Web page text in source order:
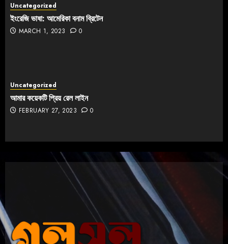
Uncategorized
ইংরেজি ভাষা: আমেরিকা বনাম ব্রিটেন
MARCH 1, 2023 0
Uncategorized
আমার কয়েকটি প্রিয় রেল লাইন
FEBRUARY 27, 2023 0